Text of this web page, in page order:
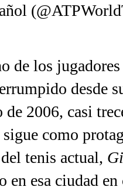
de los
desde
2006, casi
sigue como
tenis actual,
en esa ciudad